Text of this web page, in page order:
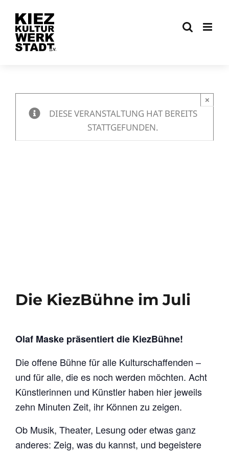
Inhalt
springen
DIESE VERANSTALTUNG HAT BEREITS
STATTGEFUNDEN.
×
Die KiezBühne im Juli
Olaf Maske präsentiert die KiezBühne!
Die offene Bühne für alle Kulturschaffenden –
und für alle, die es noch werden möchten. Acht
Künstlerinnen und Künstler haben hier jeweils
zehn Minuten Zeit, ihr Können zu zeigen.
Ob Musik, Theater, Lesung oder etwas ganz
anderes: Zeig, was du kannst, und begeistere